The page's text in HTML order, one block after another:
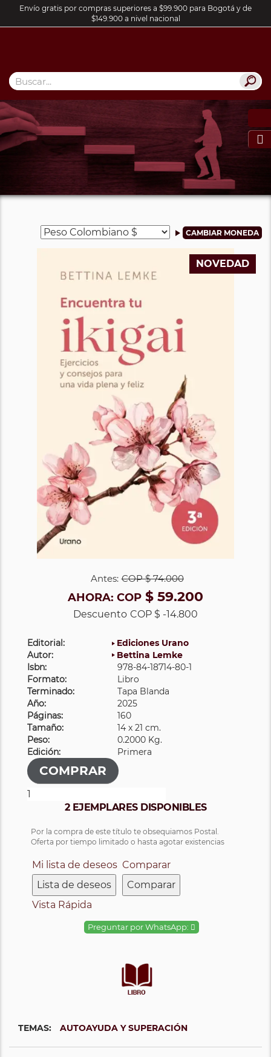
Envío gratis por compras superiores a $99.900 para Bogotá y de
$149.900 a nivel nacional

NOVEDAD
Antes: COP$ 74.000
AHORA: COP $ 59.200
Descuento COP $ -14.800
Editorial:
Ediciones Urano
Autor:
Bettina Lemke
Isbn:
978-84-18714-80-1
Formato:
Libro
Terminado:
Tapa Blanda
Año:
2025
Páginas:
160
Tamaño:
14 x 21 cm.
Peso:
0.2000 Kg.
Edición:
Primera
2 EJEMPLARES DISPONIBLES
Por la compra de este título te obsequiamos Postal.
Oferta por tiempo limitado o hasta agotar existencias
Mi lista de deseos
Lista de deseos
Comparar
Comparar
Vista Rápida
Preguntar por WhatsApp:
TEMAS: AUTOAYUDA Y SUPERACIÓN